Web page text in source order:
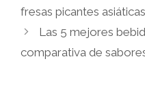
fresas picantes
Las 5 mejores
comparativa de